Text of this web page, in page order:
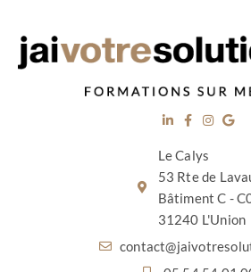
Le Calys
53 Rte de
Bâtiment C -
31240 L'Union